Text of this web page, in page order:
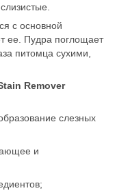
с основной
ее. Пудра поглощает
питомца сухими,
Remover
слезных
и